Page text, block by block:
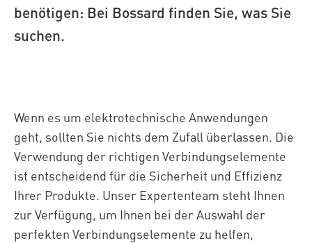
benötigen: Bei Bossard finden Sie, was Sie
suchen.
Wenn es um elektrotechnische Anwendungen
geht, sollten Sie nichts dem Zufall überlassen. Die
Verwendung der richtigen Verbindungselemente
ist entscheidend für die Sicherheit und Effizienz
Ihrer Produkte. Unser Expertenteam steht Ihnen
zur Verfügung, um Ihnen bei der Auswahl der
perfekten Verbindungselemente zu helfen,